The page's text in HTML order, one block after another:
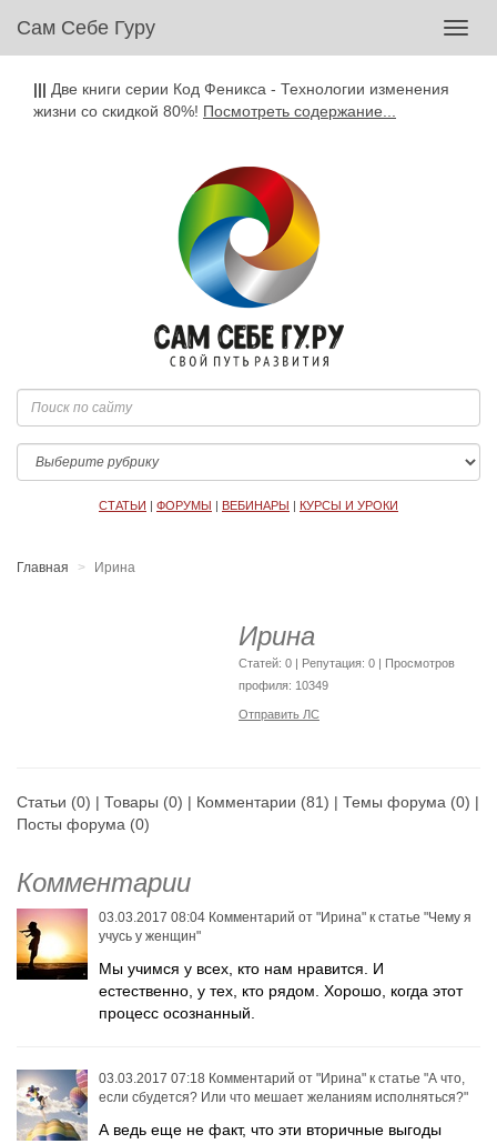
Сам Себе Гуру
||| Две книги серии Код Феникса - Технологии изменения
жизни со скидкой 80%! Посмотреть содержание...
СТАТЬИ | ФОРУМЫ | ВЕБИНАРЫ | КУРСЫ И УРОКИ
Главная Ирина
Ирина
Cтатей: 0 | Репутация: 0 | Просмотров
профиля: 10349
Отправить ЛС
Статьи (0) | Товары (0) | Комментарии (81) | Темы форума (0) |
Посты форума (0)
Комментарии
03.03.2017 08:04 Комментарий от "Ирина" к статье "Чему я
учусь у женщин"
Мы учимся у всех, кто нам нравится. И
естественно, у тех, кто рядом. Хорошо, когда этот
процесс осознанный.
03.03.2017 07:18 Комментарий от "Ирина" к статье "А что,
если сбудется? Или что мешает желаниям исполняться?"
А ведь еще не факт, что эти вторичные выгоды